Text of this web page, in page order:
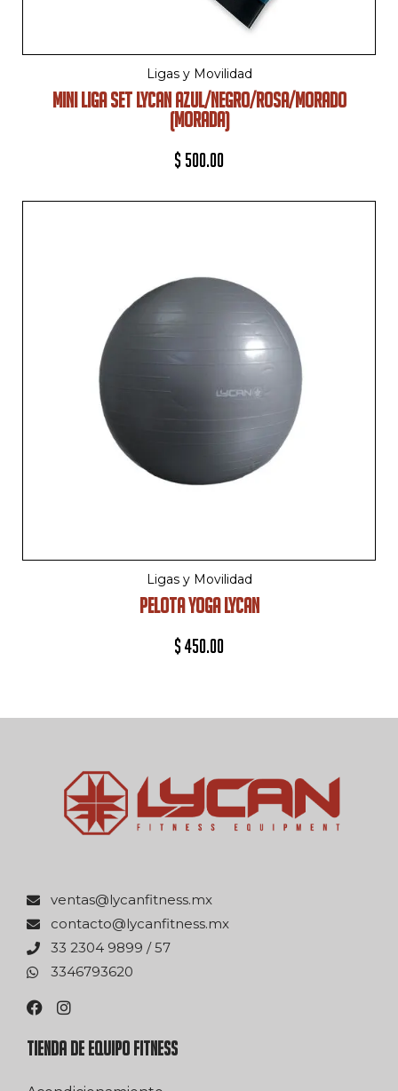
Ligas y Movilidad
MINI LIGA SET LYCAN AZUL/NEGRO/ROSA/MORADO
(MORADA)
$ 500.00
Ligas y Movilidad
PELOTA YOGA LYCAN
$450.00
xm.ssentifnacyl@satnev
xm.ssentifnacyl@otcatnoc
75 / 9989 4032 33
0263976433
TIENDA DE EQUIPO FITNESS